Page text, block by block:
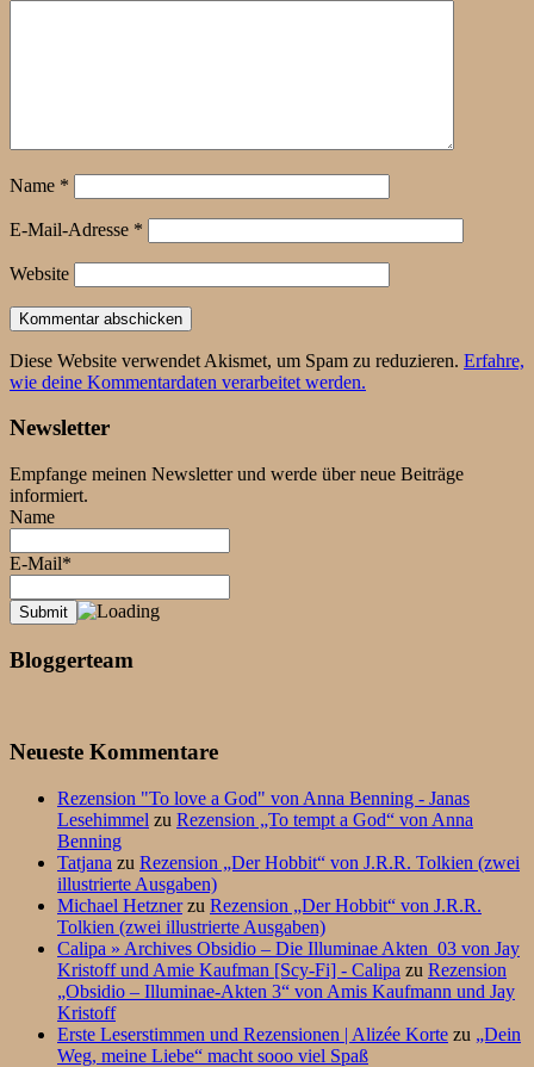
Name *
E-Mail-Adresse *
Website
Diese Website verwendet Akismet, um Spam zu reduzieren. Erfahre,
wie deine Kommentardaten verarbeitet werden.
Newsletter
Empfange meinen Newsletter und werde über neue Beiträge
informiert.
Name
E-Mail*
Bloggerteam
Neueste Kommentare
Rezension "To love a God" von Anna Benning - Janas
Lesehimmel zu Rezension „To tempt a God“ von Anna
Benning
Tatjana zu Rezension „Der Hobbit“ von J.R.R. Tolkien (zwei
illustrierte Ausgaben)
Michael Hetznerzu Rezension „Der Hobbit“ von J.R.R.
Tolkien (zwei illustrierte Ausgaben)
Calipa » Archives Obsidio – Die Illuminae Akten_03 von Jay
Kristoff und Amie Kaufman [Scy-Fi] - Calipa zu Rezension
„Obsidio – Illuminae-Akten 3“ von Amis Kaufmann und Jay
Kristoff
Erste Leserstimmen und Rezensionen | Alizée Korte zu „Dein
Weg, meine Liebe“ macht sooo viel Spaß